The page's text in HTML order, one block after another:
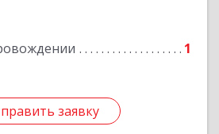
1
заявку
заявку